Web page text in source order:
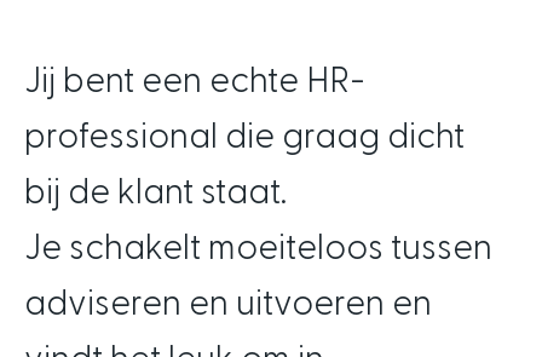
Jij bent een echte HR-
professional die graag dicht
bij de klant staat.
Je schakelt moeiteloos tussen
adviseren en uitvoeren en